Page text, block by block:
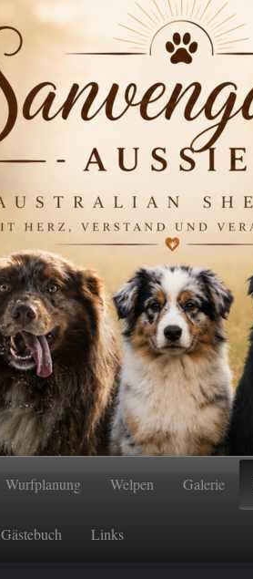
Wurfplanung Welpen Galerie
Gästebuch Links